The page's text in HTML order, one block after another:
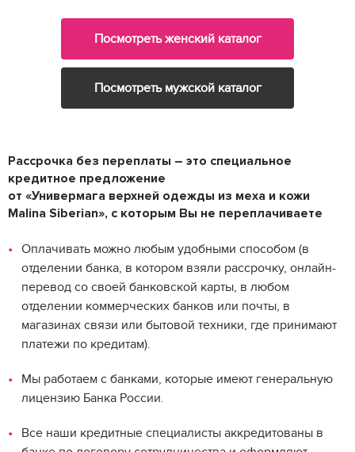
Посмотреть женский каталог
Посмотреть мужской каталог
Рассрочка без переплаты – это специальное
кредитное предложение
от «Универмага верхней одежды из меха и кожи
Malina Siberian», с которым Вы не переплачиваете
Оплачивать можно любым удобными способом (в
отделении банка, в котором взяли рассрочку, онлайн-
перевод со своей банковской карты, в любом
отделении коммерческих банков или почты, в
магазинах связи или бытовой техники, где принимают
платежи по кредитам).
Мы работаем с банками, которые имеют генеральную
лицензию Банка России.
Все наши кредитные специалисты аккредитованы в